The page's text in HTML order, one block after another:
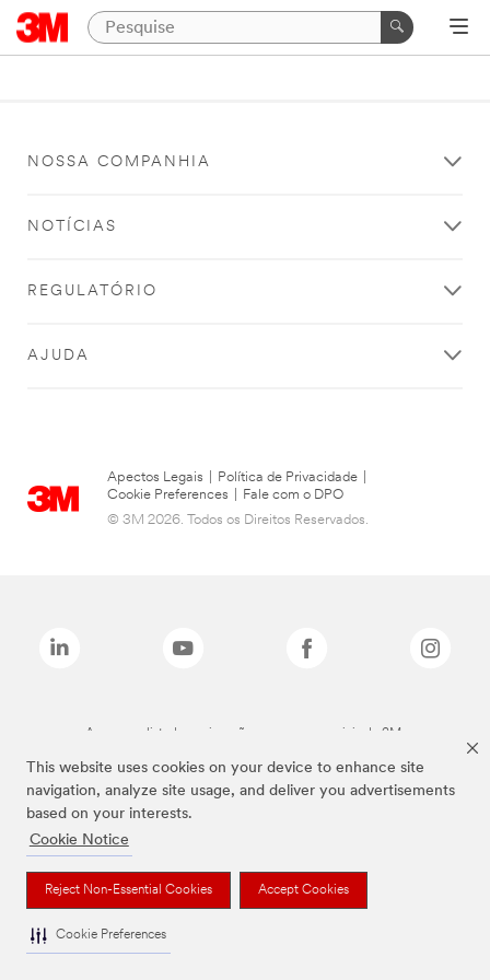
This website uses cookies on your device to enhance site
navigation, analyze site usage, and deliver you advertisements
based on your interests.
Cookie Notice
Reject Non-Essential Cookies Accept Cookies
Cookie Preferences
NOSSA COMPANHIA
NOTÍCIAS
REGULATÓRIO
AJUDA
Apectos Legais Política de Privacidade
Cookie Preferences
Fale com o DPO
© 3M 2026. Todos os Direitos Reservados.
As marcas listadas a cima são marcas comerciais da 3M.